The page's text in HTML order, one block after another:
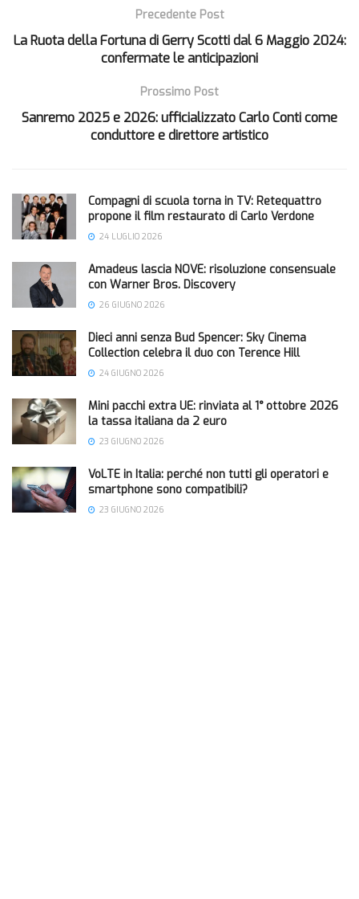
Precedente Post
La Ruota della Fortuna di Gerry Scotti dal 6 Maggio 2024:
confermate le anticipazioni
Prossimo Post
Sanremo 2025 e 2026: ufficializzato Carlo Conti come
conduttore e direttore artistico
Compagni di scuola torna in TV: Retequattro
propone il film restaurato di Carlo Verdone
24 LUGLIO 2026
Amadeus lascia NOVE: risoluzione consensuale
con Warner Bros. Discovery
26 GIUGNO 2026
Dieci anni senza Bud Spencer: Sky Cinema
Collection celebra il duo con Terence Hill
24 GIUGNO 2026
Mini pacchi extra UE: rinviata al 1° ottobre 2026
la tassa italiana da 2 euro
23 GIUGNO 2026
VoLTE in Italia: perché non tutti gli operatori e
smartphone sono compatibili?
23 GIUGNO 2026